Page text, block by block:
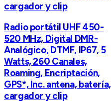
cargador y clip
Radio portátil UHF 450-
520 MHz, Digital DMR-
Analógico, DTMF, IP67, 5
Watts, 260 Canales,
Roaming, Encriptación,
GPS*, Inc. antena, batería,
cargador y clip